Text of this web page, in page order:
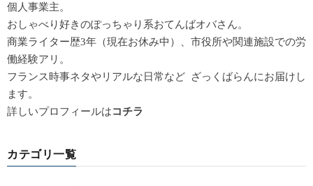
個人事業主。
おしゃべり好きのぽっちゃり系おてんばオバさん。
商業ライター歴3年（現在お休み中）、市役所や関連施設での労
働経験アリ。
フランス時事ネタやリアルな日常など ざっくばらんにお届けし
ます。
詳しいプロフィールはコチラ
カテゴリ一覧